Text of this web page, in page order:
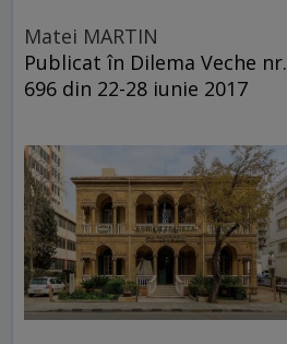
Matei MARTIN
Publicat în Dilema Veche nr.
696 din 22-28 iunie 2017